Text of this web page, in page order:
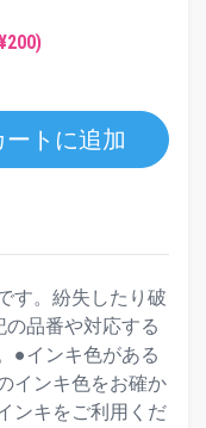
ートに追加
す。紛失したり破
品番や対応する
●インキ色がある
インキ色をお確か
ンキをご利用くだ